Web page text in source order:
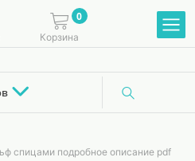
0
Корзина
спицами подробное описание pdf